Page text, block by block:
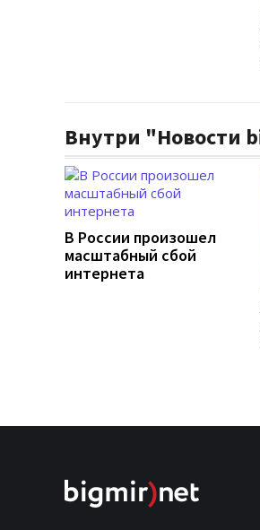
Внутри "Новости
В России произошел
масштабный сбой
интернета